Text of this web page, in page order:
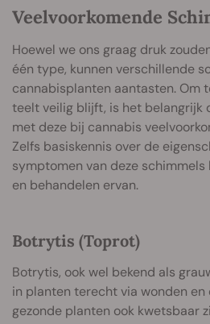
Veelvoorkomende
Hoewel we ons graag druk
één type, kunnen verschillende
cannabisplanten aantasten. Om
teelt veilig blijft, is het belangrijk
met deze bij cannabis
Zelfs basiskennis over de
symptomen van deze
en behandelen ervan.
Botrytis (Toprot)
Botrytis, ook wel bekend als
in planten terecht via wonden en
gezonde planten ook kwetsbaar